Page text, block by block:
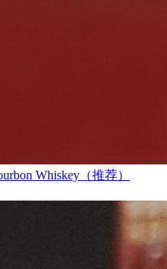
Whiskey（推荐）